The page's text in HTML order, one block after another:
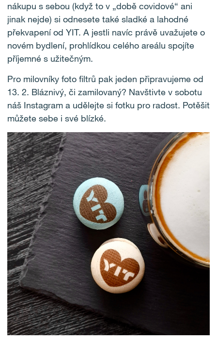
nákupu s sebou (když to v „době covidové“ ani
jinak nejde) si odnesete také sladké a lahodné
překvapení od YIT. A jestli navíc právě uvažujete o
novém bydlení, prohlídkou celého areálu spojíte
příjemné s užitečným.
Pro milovníky foto filtrů pak jeden připravujeme od
13. 2. Bláznivý, či zamilovaný? Navštivte v sobotu
náš Instagram a udělejte si fotku pro radost. Potěšit
můžete sebe i své blízké.